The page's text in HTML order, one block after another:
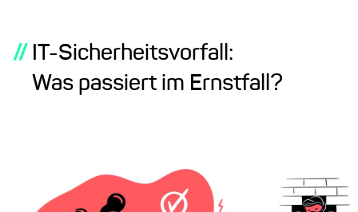
// IT-Sicherheitsvorfall:
Was passiert im Ernstfall?